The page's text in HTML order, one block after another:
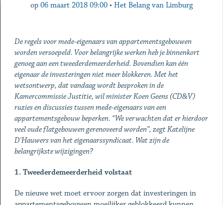
op 06 maart 2018 09:00 • Het Belang van Limburg
De regels voor mede-eigenaars van appartementsgebouwen
worden versoepeld. Voor belangrijke werken heb je binnenkort
genoeg aan een tweederdemeerderheid. Bovendien kan één
eigenaar de investeringen niet meer blokkeren. Met het
wetsontwerp, dat vandaag wordt besproken in de
Kamercommissie Justitie, wil minister Koen Geens (CD&V)
ruzies en discussies tussen mede-eigenaars van een
appartementsgebouw beperken. “We verwachten dat er hierdoor
veel oude flatgebouwen gerenoveerd worden”, zegt Katelijne
D'Hauwers van het eigenaarssyndicaat. Wat zijn de
belangrijkste wijzigingen?
1. Tweederdemeerderheid volstaat
De nieuwe wet moet ervoor zorgen dat investeringen in